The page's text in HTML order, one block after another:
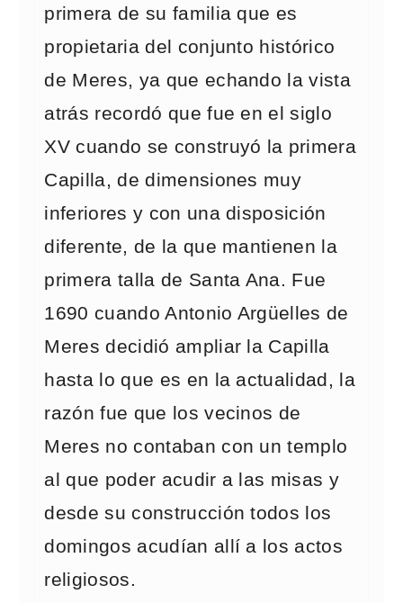
primera de su familia que es
propietaria del conjunto histórico
de Meres, ya que echando la vista
atrás recordó que fue en el siglo
XV cuando se construyó la primera
Capilla, de dimensiones muy
inferiores y con una disposición
diferente, de la que mantienen la
primera talla de Santa Ana. Fue
1690 cuando Antonio Argüelles de
Meres decidió ampliar la Capilla
hasta lo que es en la actualidad, la
razón fue que los vecinos de
Meres no contaban con un templo
al que poder acudir a las misas y
desde su construcción todos los
domingos acudían allí a los actos
religiosos.